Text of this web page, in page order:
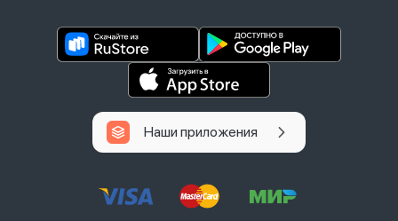
Наши приложения